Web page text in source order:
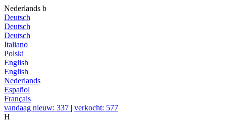
Nederlands b
Deutsch
Deutsch
Deutsch
Italiano
Polski
English
English
Nederlands
Español
Français
vandaag nieuw: 337 | verkocht: 577
H